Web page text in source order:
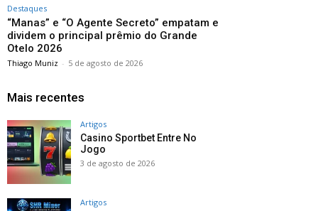
Destaques
“Manas” e “O Agente Secreto” empatam e
dividem o principal prêmio do Grande
Otelo 2026
Thiago Muniz - 5 de agosto de 2026
Mais recentes
Artigos
Casino Sportbet Entre No
Jogo
3 de agosto de 2026
Artigos